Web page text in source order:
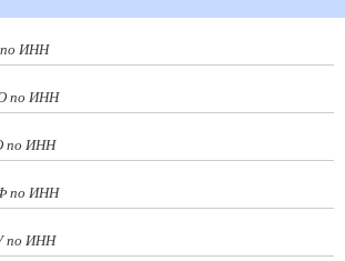
ИНН
по ИНН
по ИНН
по ИНН
по ИНН